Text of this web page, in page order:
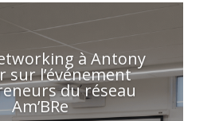
à Antony
sur l’événement
du réseau
Am’BRe